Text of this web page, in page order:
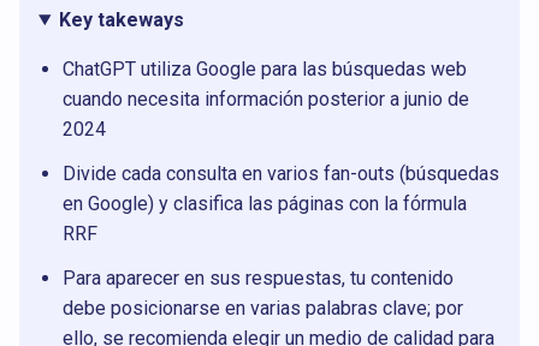
Key takeways
ChatGPT utiliza Google para las búsquedas web
cuando necesita información posterior a junio de
2024
Divide cada consulta en varios fan-outs (búsquedas
en Google) y clasifica las páginas con la fórmula
RRF
Para aparecer en sus respuestas, tu contenido
debe posicionarse en varias palabras clave; por
ello, se recomienda elegir un medio de calidad para